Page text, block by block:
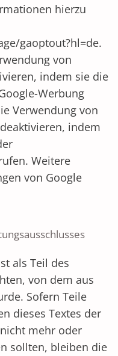
hierzu
gaoptout?hl=de.
von
indem sie die
Werbung
Verwendung von
indem
Weitere
von Google
als Teil des
von dem aus
Sofern Teile
dieses Textes der
mehr oder
sollten, bleiben die